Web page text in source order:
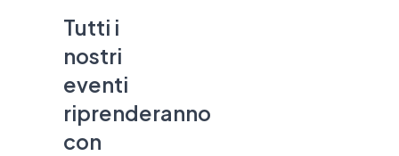
Tutti i
nostri
eventi
riprenderanno
con